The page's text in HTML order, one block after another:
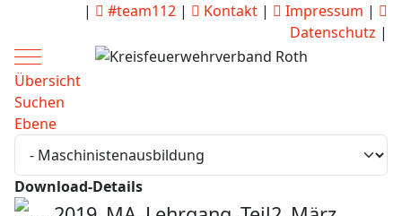
| #team112| Kontakt| Impressum |
Datenschutz |
Mobile Menu Toggle
Übersicht
Suchen
Ebene
Download-Details